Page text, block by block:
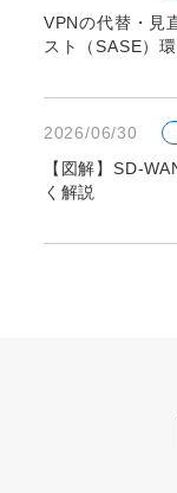
VPNの代替・見
スト（SASE）
2026/06/30
【図解】SD-
く解説